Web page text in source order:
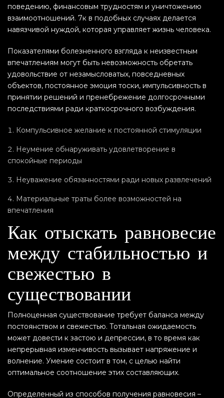
поведению, финансовым трудностям и уничтожению
взаимоотношений. 7к в подобных случаях делается
навязчивой нуждой, которая управляет жизнь человека.
Показателями болезненного взгляда к неизвестным
впечатлениям могут быть невозможность обретать
удовольствие от незамысловатых, повседневных
объектов, постоянное эмоция тоски, импульсивность в
принятии решений и пренебрежение долгосрочными
последствиями ради краткосрочного возбуждения.
Компульсивное желание к постоянной стимуляции
Неумение обнаруживать удовлетворение в
спокойные периоды
Неуважение обязанностями ради новых развлечений
Материальные траты более возможностей на
впечатления
Как отыскать равновесие
между стабильностью и
свежестью в
существовании
Полноценная существование требует баланса между
постоянством и свежестью. Тотальная ожидаемость
может довести к застою и депрессии, в то время как
непрерывная изменчивость вызывает напряжение и
волнение. Умение состоит в том, с целью найти
оптимальное соотношение этих составляющих.
Определенный из способов получения равновесия –